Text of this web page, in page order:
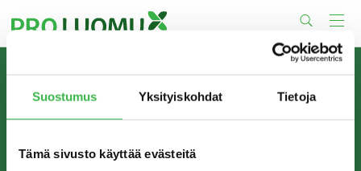
Suostumus Yksityiskohdat Tietoja
Tämä sivusto käyttää evästeitä
to
content
TIETOA MEISTÄ
Pro Luomu on luomualan yhteistyöorganisaatio, joka